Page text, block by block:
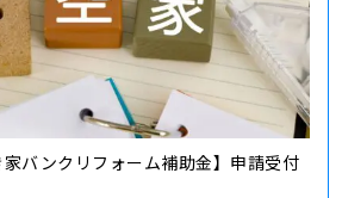
バンクリフォーム補助金】申請受付